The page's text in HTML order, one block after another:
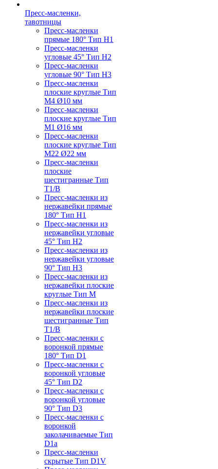
Пресс-масленки,
тавотницы
Пресс-масленки
прямые 180° Тип H1
Пресс-масленки
угловые 45° Тип H2
Пресс-масленки
угловые 90° Тип H3
Пресс-масленки
плоские круглые Тип
M4 Ø10 мм
Пресс-масленки
плоские круглые Тип
M1 Ø16 мм
Пресс-масленки
плоские круглые Тип
M22 Ø22 мм
Пресс-масленки
плоские
шестигранные Тип
T1/B
Пресс-масленки из
нержавейки прямые
180° Тип H1
Пресс-масленки из
нержавейки угловые
45° Тип H2
Пресс-масленки из
нержавейки угловые
90° Тип H3
Пресс-масленки из
нержавейки плоские
круглые Тип M
Пресс-масленки из
нержавейки плоские
шестигранные Тип
T1/B
Пресс-масленки с
воронкой прямые
180° Тип D1
Пресс-масленки с
воронкой угловые
45° Тип D2
Пресс-масленки с
воронкой угловые
90° Тип D3
Пресс-масленки с
воронкой
заколачиваемые Тип
D1a
Пресс-масленки
скрытые Тип D1V